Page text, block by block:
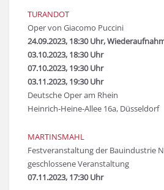
TURANDOT
Oper von Giacomo Puccini
24.09.2023, 18:30 Uhr,
03.10.2023, 18:30 Uhr
07.10.2023, 19:30 Uhr
03.11.2023, 19:30 Uhr
Deutsche Oper am Rhein
Heinrich-Heine-Allee 16a, Düsseldorf
MARTINSMAHL
Festveranstaltung der Bauindustrie
geschlossene Veranstaltung
07.11.2023, 17:30 Uhr